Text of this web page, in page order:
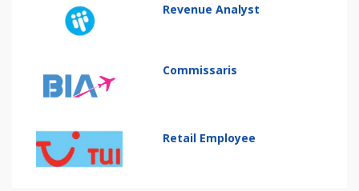
Revenue Analyst
Commissaris
Retail Employee